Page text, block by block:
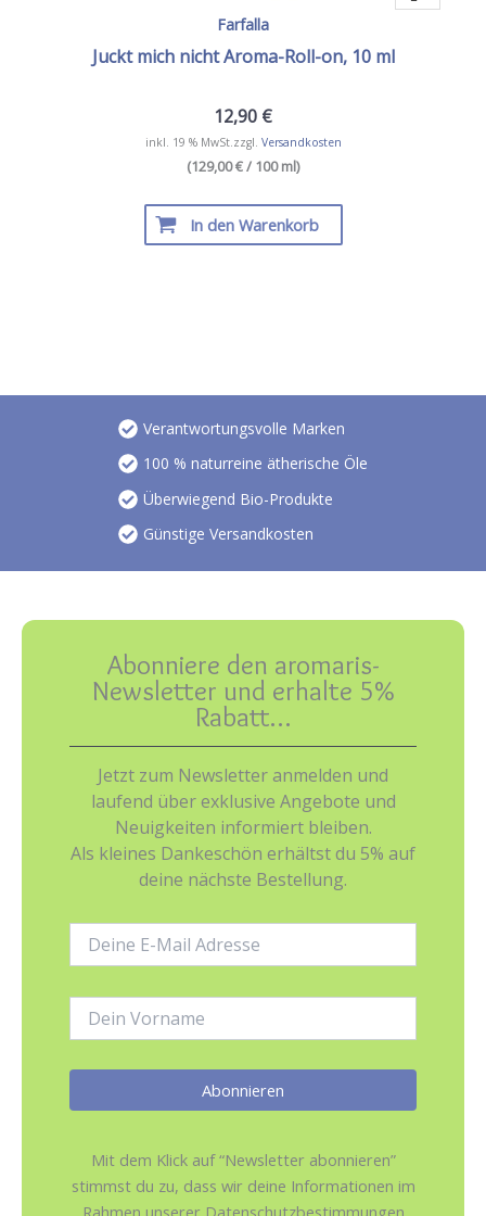
Farfalla
Juckt mich nicht Aroma-Roll-on, 10 ml
12,90 €
inkl. 19 % MwSt.zzgl. Versandkosten
(129,00 € / 100 ml)
In den Warenkorb
Verantwortungsvolle Marken
100 % naturreine ätherische Öle
Überwiegend Bio-Produkte
Günstige Versandkosten
Abonniere den aromaris-
Newsletter und erhalte 5%
Rabatt…
Jetzt zum Newsletter anmelden und
laufend über exklusive Angebote und
Neuigkeiten informiert bleiben.
Als kleines Dankeschön erhältst du 5% auf
deine nächste Bestellung.
Mail-
Mit dem Klick auf “Newsletter abonnieren”
stimmst du zu, dass wir deine Informationen im
Rahmen unserer Datenschutzbestimmungen